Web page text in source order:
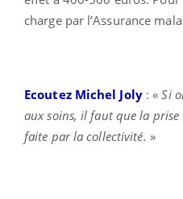
charge par l’Assurance
Ecoutez Michel Joly: «Si
aux soins, il faut que la prise
faite par la collectivité. »